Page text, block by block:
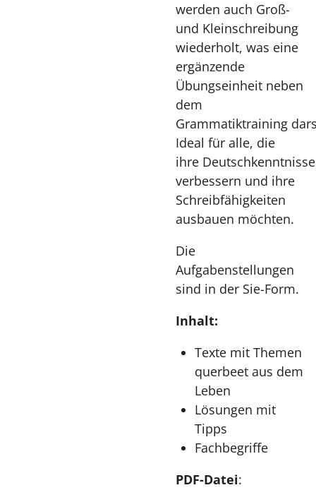
werden auch Groß-
und Kleinschreibung
wiederholt, was eine
ergänzende
Übungseinheit neben
dem
Grammatiktraining
Ideal für alle, die
ihre Deutschkenntnisse
verbessern und ihre
Schreibfähigkeiten
ausbauen möchten.
Die
Aufgabenstellungen
sind in der Sie-Form.
Inhalt:
Texte mit Themen
querbeet aus dem
Leben
Lösungen mit
Tipps
Fachbegriffe
PDF-Datei: